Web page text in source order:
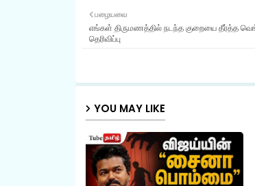
பழையவை
எங்கள் திருமணத்தில் நடந்த குறையை தீர்த்த
தெரிவிப்பு
YOU MAY LIKE